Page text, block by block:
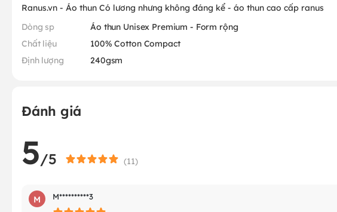
Ranus.vn - Áo thun Có lương nhưng không đáng kể - áo thun cao cấp ranus
Dòng sp
Áo thun Unisex Premium - Form rộng
Chất liệu
100% Cotton Compact
Định lượng
240gsm
Đánh giá
5/5 (11)
M M**********3